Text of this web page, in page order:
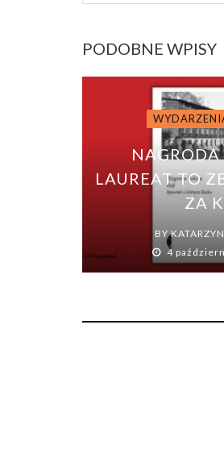
PODOBNE WPISY
LAUREAT TO
ZA
BY
4